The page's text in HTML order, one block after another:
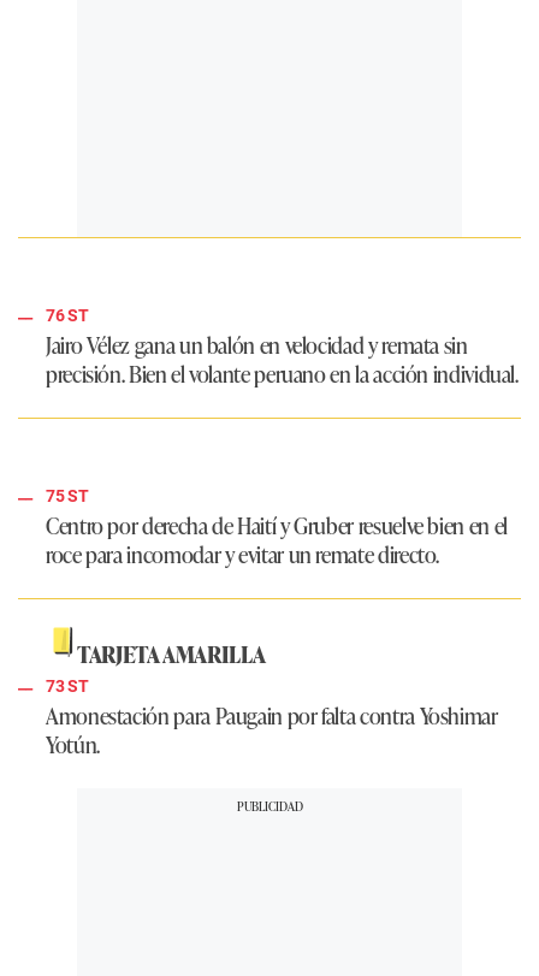
76 ST
Jairo Vélez gana un balón en velocidad y remata sin
precisión. Bien el volante peruano en la acción individual.
75 ST
Centro por derecha de Haití y Gruber resuelve bien en el
roce para incomodar y evitar un remate directo.
TARJETA AMARILLA
73 ST
Amonestación para Paugain por falta contra Yoshimar
Yotún.